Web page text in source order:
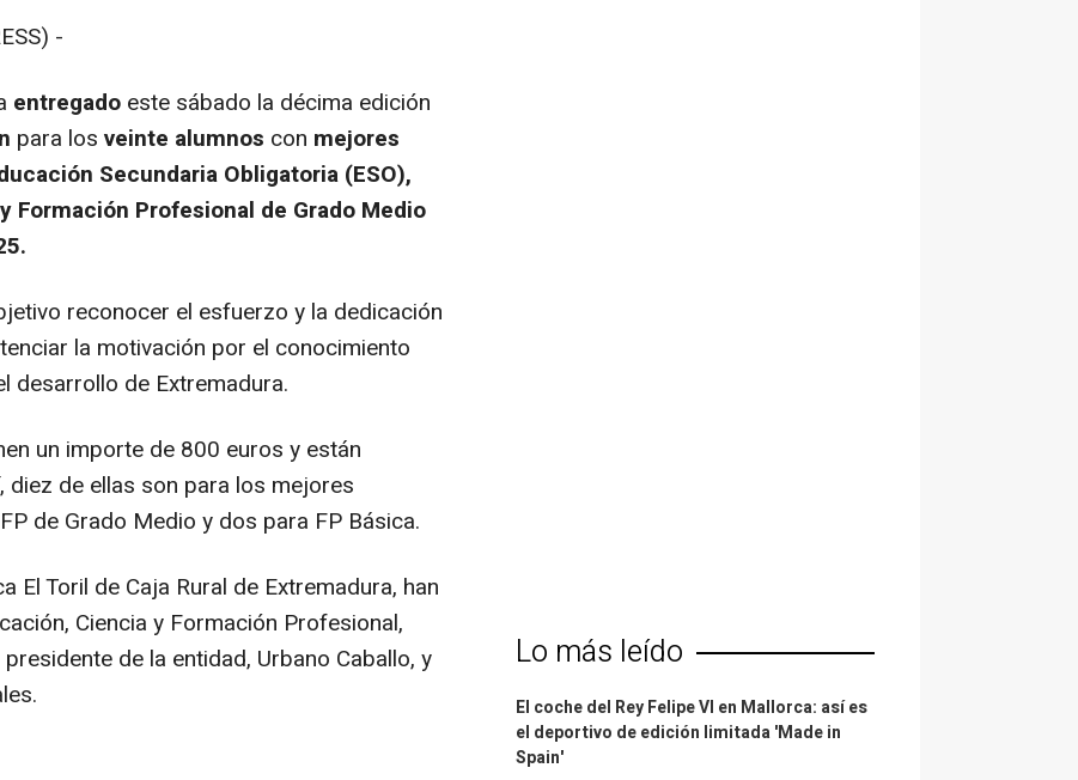
-
entregado este sábado la décima edición
para los veinte alumnos con mejores
Secundaria Obligatoria (ESO),
Formación Profesional de Grado Medio
reconocer el esfuerzo y la dedicación
la motivación por el conocimiento
desarrollo de Extremadura.
un importe de 800 euros y están
de ellas son para los mejores
de Grado Medio y dos para FP Básica.
El Toril de Caja Rural de Extremadura, han
Ciencia y Formación Profesional,
de la entidad, Urbano Caballo, y
Lo más leído
El coche del Rey Felipe VI en Mallorca: así es
el deportivo de edición limitada 'Made in
Spain'